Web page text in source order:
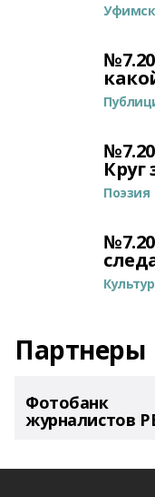
Круг
Поэзия
Партнеры
Фотобанк
журналистов